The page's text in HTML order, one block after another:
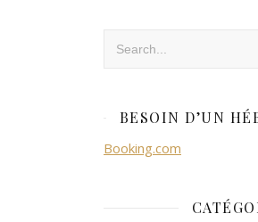
BESOIN D’UN
Booking.com